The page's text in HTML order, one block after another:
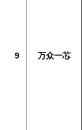
9 万众一芯